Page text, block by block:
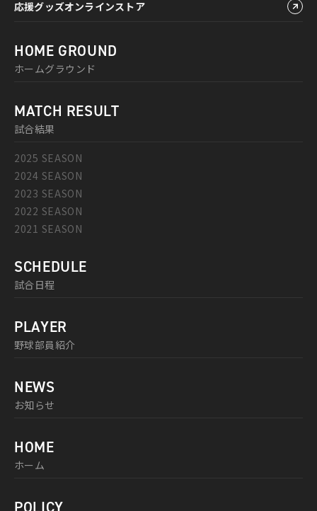
応援グッズオンラインストア
HOME GROUND
ホームグラウンド
MATCH RESULT
試合結果
2025 SEASON
2024 SEASON
2023 SEASON
2022 SEASON
2021 SEASON
SCHEDULE
試合日程
PLAYER
野球部員紹介
NEWS
お知らせ
HOME
ホーム